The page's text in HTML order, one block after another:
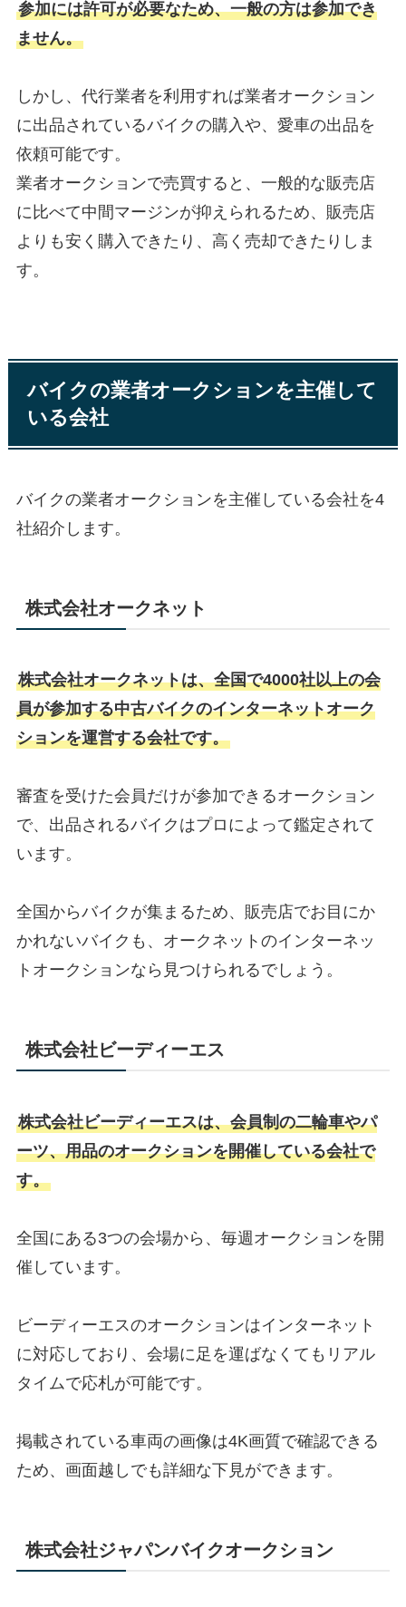
参加には許可が必要なため、一般の方は参加でき
ません。
しかし、代行業者を利用すれば業者オークション
に出品されているバイクの購入や、愛車の出品を
依頼可能です。
業者オークションで売買すると、一般的な販売店
に比べて中間マージンが抑えられるため、販売店
よりも安く購入できたり、高く売却できたりしま
す。
バイクの業者オークションを主催して
いる会社
バイクの業者オークションを主催している会社を4
社紹介します。
株式会社オークネット
株式会社オークネットは、全国で4000社以上の会
員が参加する中古バイクのインターネットオーク
ションを運営する会社です。
審査を受けた会員だけが参加できるオークション
で、出品されるバイクはプロによって鑑定されて
います。
全国からバイクが集まるため、販売店でお目にか
かれないバイクも、オークネットのインターネッ
トオークションなら見つけられるでしょう。
株式会社ビーディーエス
株式会社ビーディーエスは、会員制の二輪車やパ
ーツ、用品のオークションを開催している会社で
す。
全国にある3つの会場から、毎週オークションを開
催しています。
ビーディーエスのオークションはインターネット
に対応しており、会場に足を運ばなくてもリアル
タイムで応札が可能です。
掲載されている車両の画像は4K画質で確認できる
ため、画面越しでも詳細な下見ができます。
株式会社ジャパンバイクオークション